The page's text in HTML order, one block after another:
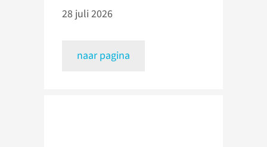
28 juli 2026
naar pagina